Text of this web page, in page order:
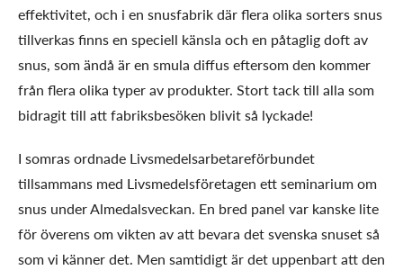
effektivitet, och i en snusfabrik där flera olika sorters snus
tillverkas finns en speciell känsla och en påtaglig doft av
snus, som ändå är en smula diffus eftersom den kommer
från flera olika typer av produkter. Stort tack till alla som
bidragit till att fabriksbesöken blivit så lyckade!
I somras ordnade Livsmedelsarbetareförbundet
tillsammans med Livsmedelsföretagen ett seminarium om
snus under Almedalsveckan. En bred panel var kanske lite
för överens om vikten av att bevara det svenska snuset så
som vi känner det. Men samtidigt är det uppenbart att den